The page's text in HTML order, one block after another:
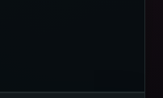
LinkedIn
on Twitter
me on Mastodon